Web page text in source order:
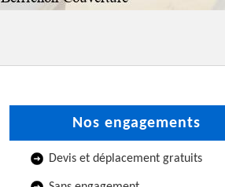
Nos engagements
Devis et déplacement gratuits